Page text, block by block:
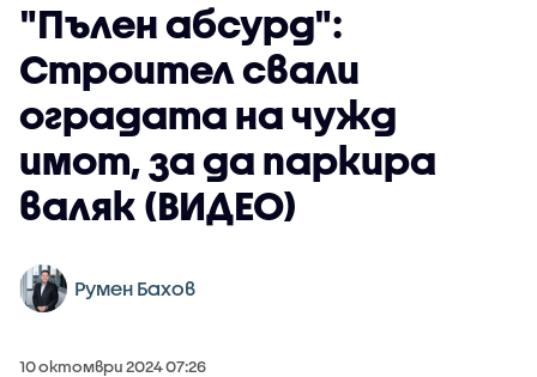
"Пълен абсурд":
Строител свали
оградата на чужд
имот, за да паркира
валяк (ВИДЕО)
Румен Бахов
10 октомври 2024 07:26